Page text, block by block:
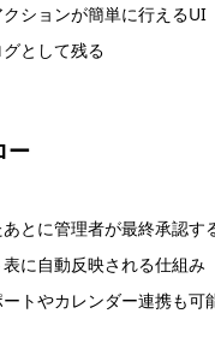
ションが簡単に行えるUI
として残る
ー
とに管理者が最終承認す
に自動反映される仕組み
トやカレンダー連携も可